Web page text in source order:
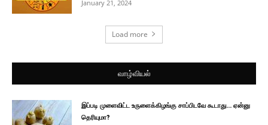
January 21, 2024
Load more
வாழ்வியல்
இப்படி முளைவிட்ட உருளைக்கிழங்கு சாப்பிடவே கூடாது… ஏன்னு
தெரியுமா?